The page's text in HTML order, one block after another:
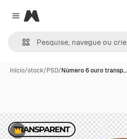
Close menu
Magnific
Início/stock/PSD/Número 6 ouro transp…
Premium